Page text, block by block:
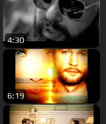
4:30
6:19